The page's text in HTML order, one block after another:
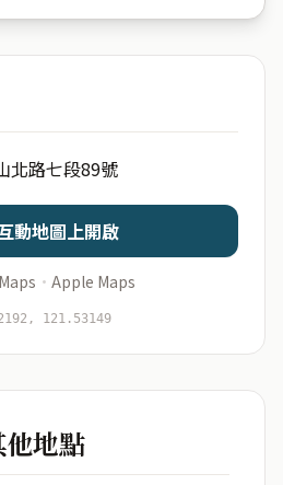
國泰天母
出生時辰
於即時分析，不會儲存於伺服器
北路七段89號
動地圖上開啟
· Apple Maps
121.53149
地點